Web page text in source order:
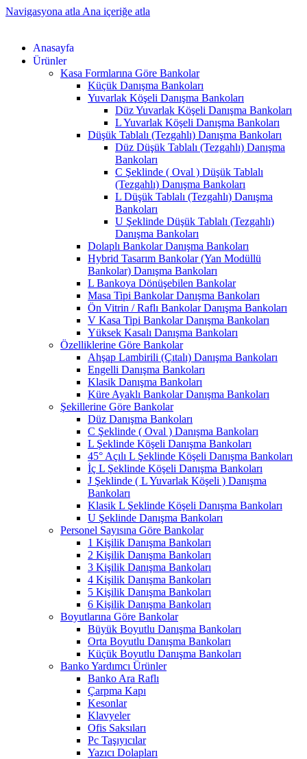
Navigasyona atla Ana içeriğe atla
Anasayfa
Ürünler
Kasa Formlarına Göre Bankolar
Küçük Danışma Bankoları
Yuvarlak Köşeli Danışma Bankoları
Düz Yuvarlak Köşeli Danışma Bankoları
L Yuvarlak Köşeli Danışma Bankoları
Düşük Tablalı (Tezgahlı) Danışma Bankoları
Düz Düşük Tablalı (Tezgahlı) Danışma
Bankoları
C Şeklinde ( Oval ) Düşük Tablalı
(Tezgahlı) Danışma Bankoları
L Düşük Tablalı (Tezgahlı) Danışma
Bankoları
U Şeklinde Düşük Tablalı (Tezgahlı)
Danışma Bankoları
Dolaplı Bankolar Danışma Bankoları
Hybrid Tasarım Bankolar (Yan Modüllü
Bankolar) Danışma Bankoları
L Bankoya Dönüşebilen Bankolar
Masa Tipi Bankolar Danışma Bankoları
Ön Vitrin / Raflı Bankolar Danışma Bankoları
V Kasa Tipi Bankolar Danışma Bankoları
Yüksek Kasalı Danışma Bankoları
Özelliklerine Göre Bankolar
Ahşap Lambirili (Çıtalı) Danışma Bankoları
Engelli Danışma Bankoları
Klasik Danışma Bankoları
Küre Ayaklı Bankolar Danışma Bankoları
Şekillerine Göre Bankolar
Düz Danışma Bankoları
C Şeklinde ( Oval ) Danışma Bankoları
L Şeklinde Köşeli Danışma Bankoları
45° Açılı L Şeklinde Köşeli Danışma Bankoları
İç L Şeklinde Köşeli Danışma Bankoları
J Şeklinde ( L Yuvarlak Köşeli ) Danışma
Bankoları
Klasik L Şeklinde Köşeli Danışma Bankoları
U Şeklinde Danışma Bankoları
Personel Sayısına Göre Bankolar
1 Kişilik Danışma Bankoları
2 Kişilik Danışma Bankoları
3 Kişilik Danışma Bankoları
4 Kişilik Danışma Bankoları
5 Kişilik Danışma Bankoları
6 Kişilik Danışma Bankoları
Boyutlarına Göre Bankolar
Büyük Boyutlu Danışma Bankoları
Orta Boyutlu Danışma Bankoları
Küçük Boyutlu Danışma Bankoları
Banko Yardımcı Ürünler
Banko Ara Raflı
Çarpma Kapı
Kesonlar
Klavyeler
Ofis Saksıları
Pc Taşıyıcılar
Yazıcı Dolapları